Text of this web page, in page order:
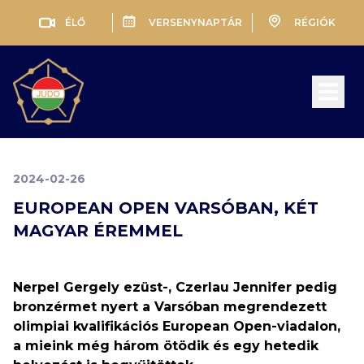
ÉLŐ VERSENYNAPTÁR RÉGIÓK
2024-02-26
EUROPEAN OPEN VARSÓBAN, KÉT
MAGYAR ÉREMMEL
Nerpel Gergely ezüst-, Czerlau Jennifer pedig
bronzérmet nyert a Varsóban megrendezett
olimpiai kvalifikációs European Open-viadalon,
a mieink még három ötödik és egy hetedik